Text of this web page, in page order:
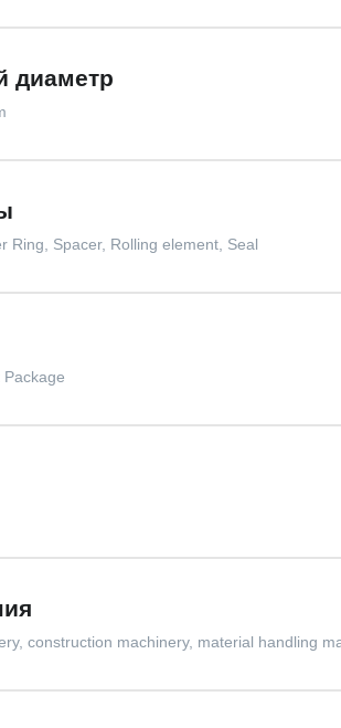
диаметр
Ring, Spacer, Rolling element, Seal
construction machinery, material handling